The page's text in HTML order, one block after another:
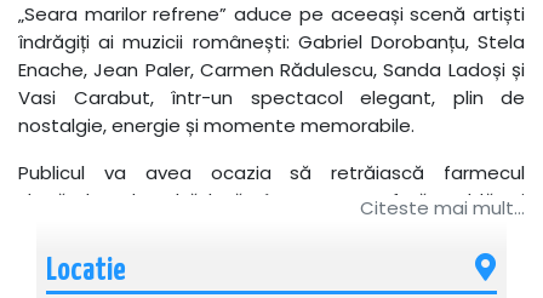
„Seara marilor refrene” aduce pe aceeași scenă artiști
îndrăgiți ai muzicii românești: Gabriel Dorobanțu, Stela
Enache, Jean Paler, Carmen Rădulescu, Sanda Ladoși și
Vasi Carabut, într-un spectacol elegant, plin de
nostalgie, energie și momente memorabile.
Publicul va avea ocazia să retrăiască farmecul
șlagărelor de altădată, într-o atmosferă caldă și
surprize artistice. Evenimentul este prezentat de
Violeta Barac și promite o experiență specială pentru
Citeste mai mult...
Locatie